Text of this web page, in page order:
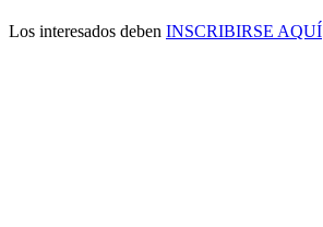
Los interesados deben INSCRIBIRSE AQUÍ